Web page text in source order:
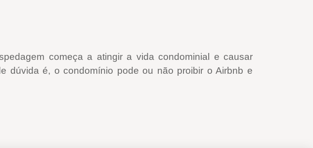
começa a atingir a vida condominial e causar
dúvida é, o condomínio pode ou não proibir o Airbnb e